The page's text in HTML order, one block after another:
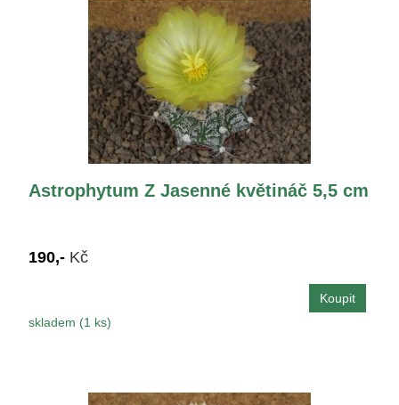
Astrophytum Z Jasenné květináč 5,5 cm
190,- Kč
skladem (1 ks)